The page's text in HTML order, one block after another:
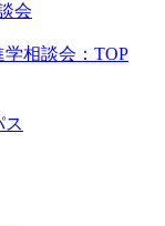
会
相談会：TOP
ス